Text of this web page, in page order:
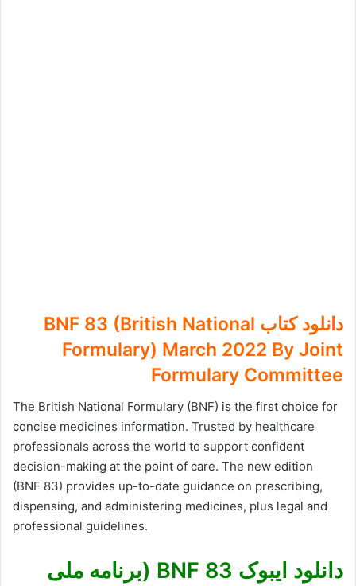
دانلود کتاب BNF 83 (British National
Formulary) March 2022 By Joint
Formulary Committee
The British National Formulary (BNF) is the first choice for
concise medicines information. Trusted by healthcare
professionals across the world to support confident
decision-making at the point of care. The new edition
(BNF 83) provides up-to-date guidance on prescribing,
dispensing, and administering medicines, plus legal and
professional guidelines.
دانلود ایبوک BNF 83 (برنامه ملی